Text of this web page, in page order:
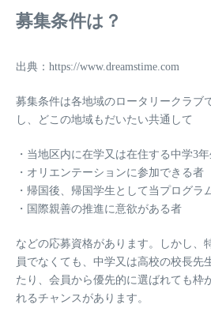
募集条件は？
出典：https://www.dreamstime.com
募集条件は各地域のロータリークラブ
し、どこの地域もだいたい共通して
・当地区内に在学又は在住する中学3
・オリエンテーションに参加できる者
・帰国後、帰国学生として当プログラ
・国際親善の推進に意欲がある者
などの応募資格があります。しかし、
員でなくても、中学又は高校の校長先
たり、会員から優先的に選ばれても枠
れるチャンスがあります。